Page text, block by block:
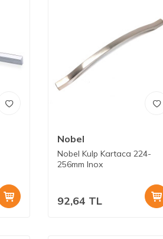
Nobel
Nobel Kulp Kartaca 224-
256mm Inox
92,64 TL